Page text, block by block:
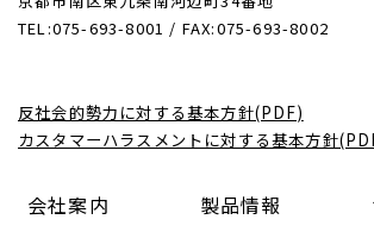
TEL:075-693-8001 / FAX:075-693-8002
反社会的勢力に対する基本方針(PDF)
カスタマーハラスメントに対する基本方針
会社案内 製品情報